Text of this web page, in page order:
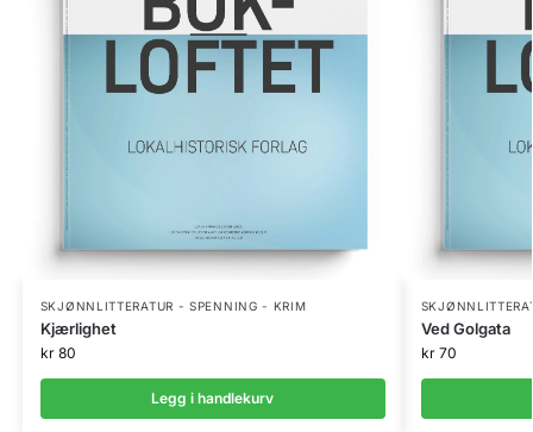
SKJØNNLITTERATUR - SPENNING - KRIM
Kjærlighet
kr80
Legg i handlekurv
Ved Golgata
kr70